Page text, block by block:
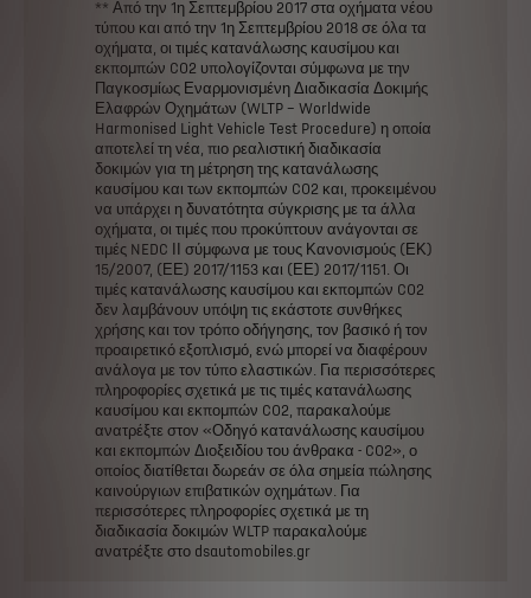
** Από την 1η Σεπτεμβρίου 2017 στα οχήματα νέου
τύπου και από την 1η Σεπτεμβρίου 2018 σε όλα τα
οχήματα, οι τιμές κατανάλωσης καυσίμου και
εκπομπών CO2 υπολογίζονται σύμφωνα με την
Παγκοσμίως Εναρμονισμένη Διαδικασία Δοκιμής
Ελαφρών Οχημάτων (WLTP – Worldwide
Harmonised Light Vehicle Test Procedure) η οποία
αποτελεί τη νέα, πιο ρεαλιστική διαδικασία
δοκιμών για τη μέτρηση της κατανάλωσης
καυσίμου και των εκπομπών CO2 και, προκειμένου
να υπάρχει η δυνατότητα σύγκρισης με τα άλλα
οχήματα, οι τιμές που προκύπτουν ανάγονται σε
τιμές NEDC σύμφωνα με τους Κανονισμούς (ΕΚ)
15/2007, (ΕΕ) 2017/1153 και (ΕΕ) 2017/1151. Οι
τιμές κατανάλωσης καυσίμου και εκπομπών CO2
δεν λαμβάνουν υπόψη τις εκάστοτε συνθήκες
χρήσης και τον τρόπο οδήγησης, τον βασικό ή τον
προαιρετικό εξοπλισμό, ενώ μπορεί να διαφέρουν
ανάλογα με τον τύπο ελαστικών. Για περισσότερες
πληροφορίες σχετικά με τις τιμές κατανάλωσης
καυσίμου και εκπομπών CO2, παρακαλούμε
ανατρέξτε στον «Οδηγό κατανάλωσης καυσίμου
και εκπομπών Διοξειδίου του άνθρακα - CO2», ο
οποίος διατίθεται δωρεάν σε όλα σημεία πώλησης
καινούργιων επιβατικών οχημάτων.
Για
περισσότερες πληροφορίες σχετικά με τη
διαδικασία δοκιμών WLTP παρακαλούμε
ανατρέξτε στο dsautomobiles.gr